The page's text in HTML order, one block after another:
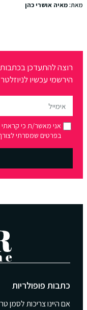
מאת:מאיה אושרי כהן
רוצה להתעדכן
הירשמי עכשיו
אני מאשר/ת כי
בפרטים שמסרתי
כתבות פופולריות
אם היינו צריכות לסמן